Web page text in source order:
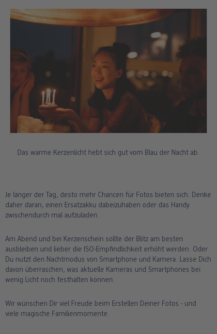
Das warme Kerzenlicht hebt sich gut vom Blau der Nacht ab.
Je länger der Tag, desto mehr Chancen für Fotos bieten sich. Denke
daher daran, einen Ersatzakku dabeizuhaben oder das Handy
zwischendurch mal aufzuladen.
Am Abend und bei Kerzenschein sollte der Blitz am besten
ausbleiben und lieber die ISO-Empfindlichkeit erhöht werden. Oder
Du nutzt den Nachtmodus von Smartphone und Kamera. Lasse Dich
davon überraschen, was aktuelle Kameras und Smartphones bei
wenig Licht noch festhalten können.
Wir wünschen Dir viel Freude beim Erstellen Deiner Fotos - und
viele magische Familienmomente.